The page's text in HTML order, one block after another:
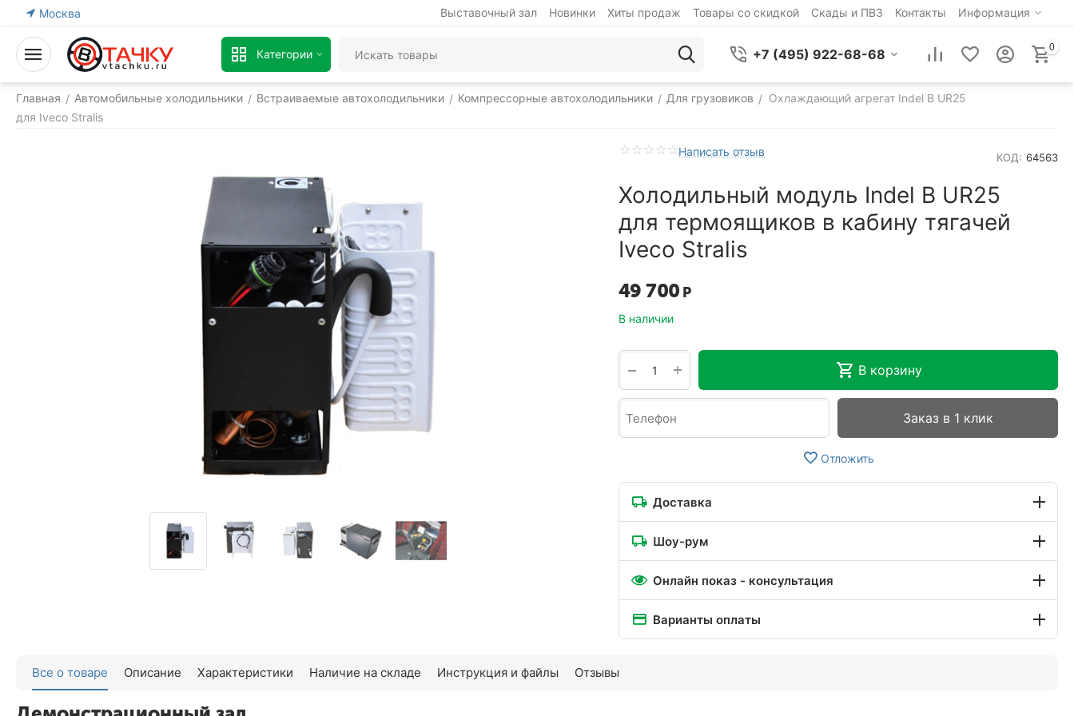
Москва Выставочный зал Новинки Хиты продаж Товары со скидкой Скады и ПВЗ Контакты Информация
Категории +7 (495) 922-68-68 0
Главная / Автомобильные холодильники / Встраиваемые автохолодильники / Компрессорные автохолодильники / Для грузовиков / Охлаждающий агрегат Indel B UR25
для Iveco Stralis
Написать отзыв КОД: 64563
Холодильный модуль Indel B UR25
для термоящиков в кабину тягачей
Iveco Stralis
49 700 Р
В наличии
+
− В корзину
Заказ в 1 клик
Отложить
Доставка
Шоу-рум
Онлайн показ - консультация
Варианты оплаты
Все о товаре Описание Характеристики Наличие на складе Инструкция и файлы Отзывы